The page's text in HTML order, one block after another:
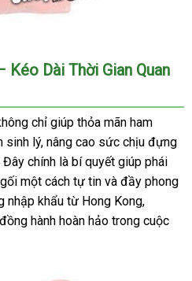
Dài Thời Gian Quan
chỉ giúp thỏa mãn ham
sinh lý, nâng cao sức chịu đựng
chính là bí quyết giúp phái
một cách tự tin và đầy phong
nhập khẩu từ Hong Kong,
hành hoàn hảo trong cuộc